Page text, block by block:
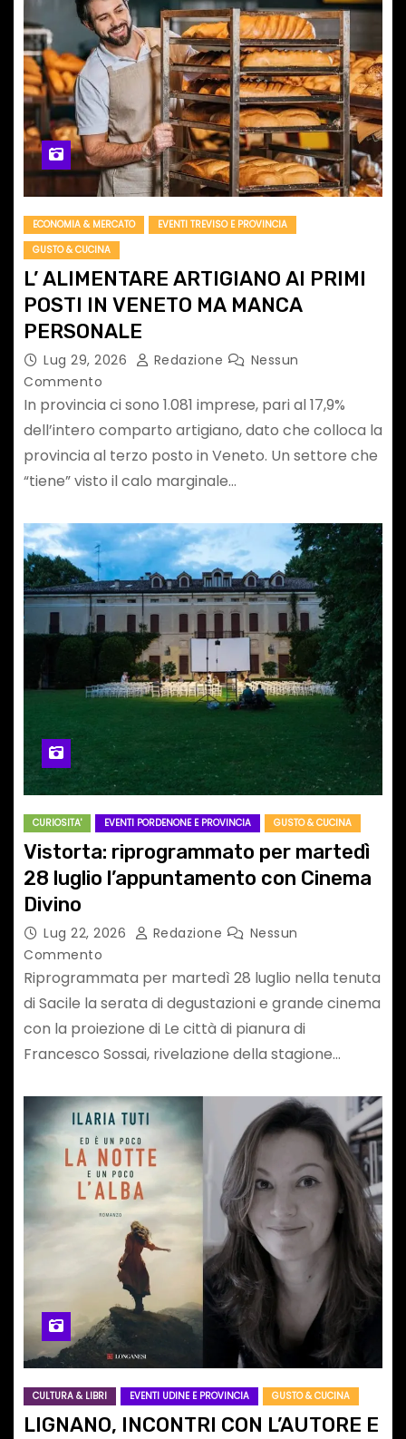
ECONOMIA & MERCATO
EVENTI TREVISO E PROVINCIA
GUSTO & CUCINA
L’ ALIMENTARE ARTIGIANO AI PRIMI
POSTI IN VENETO MA MANCA
PERSONALE
Lug 29, 2026 Redazione
Nessun
Commento
In provincia ci sono 1.081 imprese, pari al 17,9%
dell’intero comparto artigiano, dato che colloca la
provincia al terzo posto in Veneto. Un settore che
“tiene” visto il calo marginale…
CURIOSITA' EVENTI PORDENONE E PROVINCIA GUSTO & CUCINA
Vistorta: riprogrammato per martedì
28 luglio l’appuntamento con Cinema
Divino
Lug 22, 2026 Redazione
Nessun
Commento
Riprogrammata per martedì 28 luglio nella tenuta
di Sacile la serata di degustazioni e grande cinema
con la proiezione di Le città di pianura di
Francesco Sossai, rivelazione della stagione…
CULTURA & LIBRI EVENTI UDINE E PROVINCIA GUSTO & CUCINA
LIGNANO, INCONTRI CON L’AUTORE E